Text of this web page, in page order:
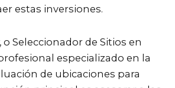
estas inversiones.
, o Seleccionador de Sitios en
especializado en la
de ubicaciones para